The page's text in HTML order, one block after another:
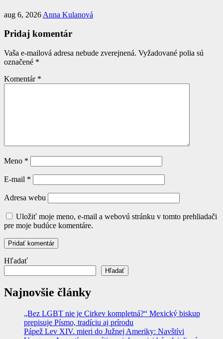
aug 6, 2026 Anna Kulanová
Pridaj komentár
Vaša e-mailová adresa nebude zverejnená. Vyžadované polia sú
označené *
Komentár *
Meno *
E-mail *
Adresa webu
Uložiť moje meno, e-mail a webovú stránku v tomto prehliadači
pre moje budúce komentáre.
Hľadať
Hľadať
Najnovšie články
„Bez LGBT nie je Cirkev kompletná?“ Mexický biskup
prepisuje Písmo, tradíciu aj prírodu
Pápež Lev XIV. mieri do Južnej Ameriky: Navštívi